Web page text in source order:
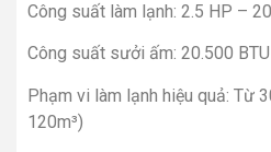
Công suất làm lạnh: 2.5 HP –
Công suất sưởi ấm: 20.500 BTU
Phạm vi làm lạnh hiệu quả: Từ
120m³)